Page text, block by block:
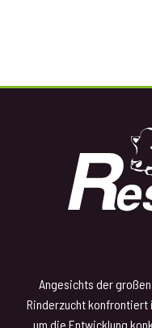
Angesichts der
Rinderzucht konfrontiert
um die Entwicklung